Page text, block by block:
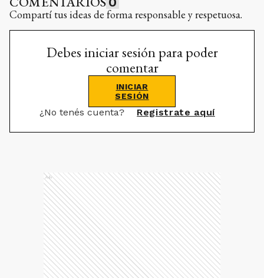
Compartí tus ideas de forma responsable y respetuosa.
Debes iniciar sesión para poder
comentar
INICIAR
SESIÓN
¿No tenés cuenta? Registrate aquí
Ads